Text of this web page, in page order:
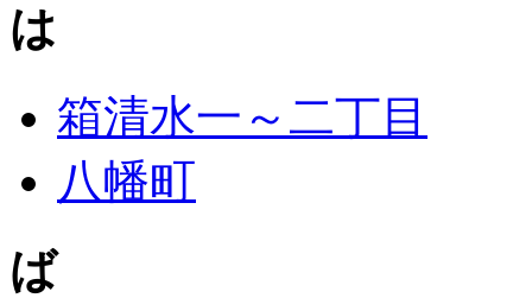
は
箱清水一～二丁目
八幡町
ば